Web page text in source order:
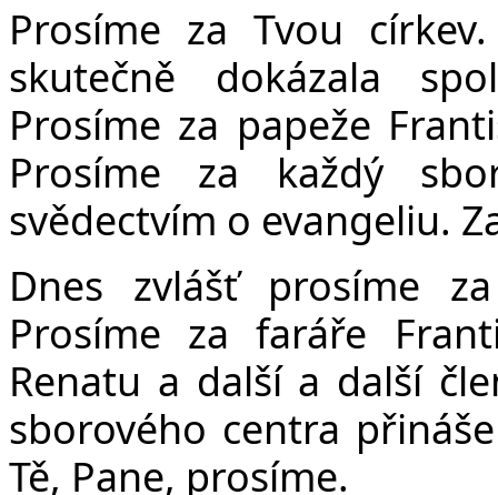
Prosíme za Tvou
skutečně dokázala
Prosíme za papeže
Prosíme za každý
svědectvím o evangeliu.
Dnes zvlášť prosíme
Prosíme za faráře
Renatu a další a další
sborového centra
Tě, Pane, prosíme.